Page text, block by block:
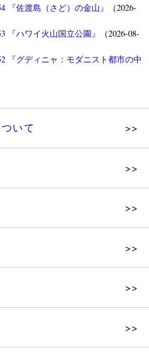
『佐渡島（さど）の金山』
（2026-
『ハワイ火山国立公園』
（2026-08-
『グディニャ：モダニスト都市の中
いて
公認団体